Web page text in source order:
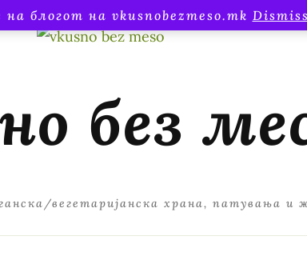
на блогот на vkusnobezmeso.mk Dismiss
без
вегетаријанска храна, патувања и